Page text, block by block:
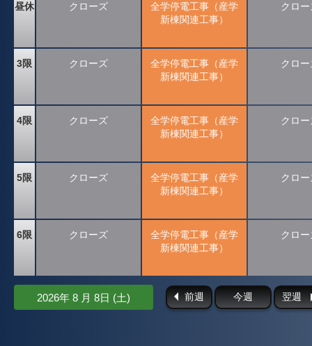
昼休
3限
4限
5限
6限
クローズ
クローズ
クローズ
クローズ
クローズ
全学停電工事（産学
新棟関連工事）
全学停電工事（産学
新棟関連工事）
全学停電工事（産学
新棟関連工事）
全学停電工事（産学
新棟関連工事）
全学停電工事（産学
新棟関連工事）
クロ
クロ
クロ
クロ
クロ
2026年 8 月 8日 (土) 前週 今週 翌週